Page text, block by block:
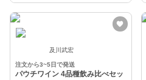
及川武宏
注文から3~5日で発送
パウチワイン 4品種飲み比べセッ